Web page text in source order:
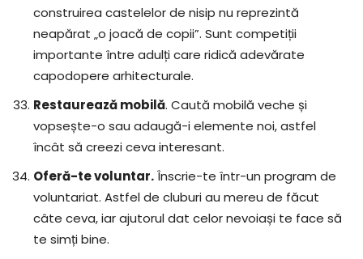
construirea castelelor de nisip nu reprezintă
neapărat „o joacă de copii”. Sunt competiții
importante între adulți care ridică adevărate
capodopere arhitecturale.
Restaurează mobilă. Caută mobilă veche și
vopsește-o sau adaugă-i elemente noi, astfel
încât să creezi ceva interesant.
Oferă-te voluntar.Înscrie-te într-un program de
voluntariat. Astfel de cluburi au mereu de făcut
câte ceva, iar ajutorul dat celor nevoiași te face să
te simți bine.